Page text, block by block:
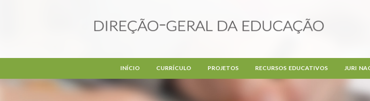
INÍCIO CURRÍCULO PROJETOS RECURSOS EDUCATIVOS JURI